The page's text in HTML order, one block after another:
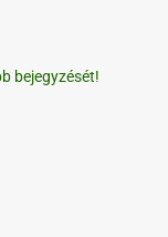
bejegyzését!